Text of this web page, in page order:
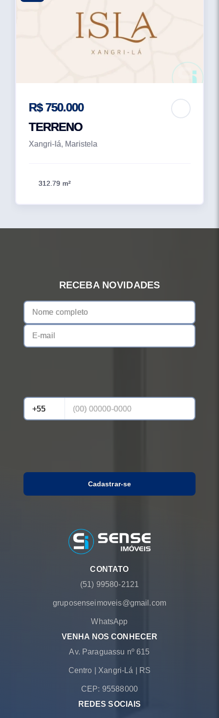
R$ 750.000
TERRENO
Xangri-lá, Maristela
312.79 m²
RECEBA NOVIDADES
Cadastrar-se
CONTATO
(51) 99580-2121
gruposenseimoveis@gmail.com
WhatsApp
VENHA NOS CONHECER
Av. Paraguassu nº 615
Centro Xangri-Lá RS
CEP: 95588000
REDES SOCIAIS